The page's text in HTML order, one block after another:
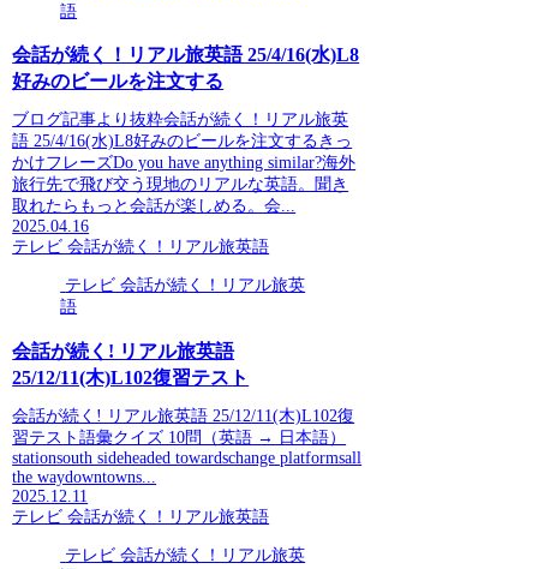
語
会話が続く！リアル旅英語 25/4/16(水)L8
好みのビールを注文する
ブログ記事より抜粋会話が続く！リアル旅英
語 25/4/16(水)L8好みのビールを注文するきっ
かけフレーズDo you have anything similar?海外
旅行先で飛び交う現地のリアルな英語。聞き
取れたらもっと会話が楽しめる。会...
2025.04.16
テレビ 会話が続く！リアル旅英語
テレビ 会話が続く！リアル旅英
語
会話が続く! リアル旅英語
25/12/11(木)L102復習テスト
会話が続く! リアル旅英語 25/12/11(木)L102復
習テスト語彙クイズ 10問（英語 → 日本語）
stationsouth sideheaded towardschange platformsall
the waydowntowns...
2025.12.11
テレビ 会話が続く！リアル旅英語
テレビ 会話が続く！リアル旅英